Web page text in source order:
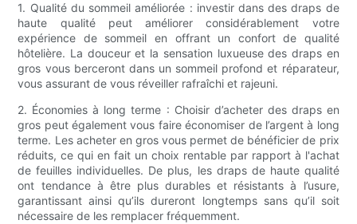
1. Qualité du sommeil améliorée : investir dans des draps de
haute qualité peut améliorer considérablement votre
expérience de sommeil en offrant un confort de qualité
hôtelière. La douceur et la sensation luxueuse des draps en
gros vous berceront dans un sommeil profond et réparateur,
vous assurant de vous réveiller rafraîchi et rajeuni.
2. Économies à long terme : Choisir d’acheter des draps en
gros peut également vous faire économiser de l’argent à long
terme. Les acheter en gros vous permet de bénéficier de prix
réduits, ce qui en fait un choix rentable par rapport à l'achat
de feuilles individuelles. De plus, les draps de haute qualité
ont tendance à être plus durables et résistants à l’usure,
garantissant ainsi qu’ils dureront longtemps sans qu’il soit
nécessaire de les remplacer fréquemment.